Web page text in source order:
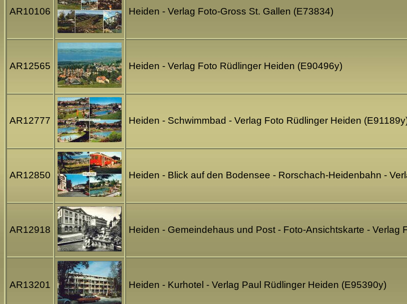
AR10106 Heiden - Verlag Foto-Gross St. Gallen (E73834)
AR12565 Heiden - Verlag Foto Rüdlinger Heiden (E90496y)
AR12777 Heiden - Schwimmbad - Verlag Foto Rüdlinger Heiden
AR12850 Heiden - Blick auf den Bodensee - Rorschach-Heidenbahn -
AR12918 Heiden - Gemeindehaus und Post - Foto-Ansichtskarte - Verlag
AR13201 Heiden - Kurhotel - Verlag Paul Rüdlinger Heiden (E95390y)